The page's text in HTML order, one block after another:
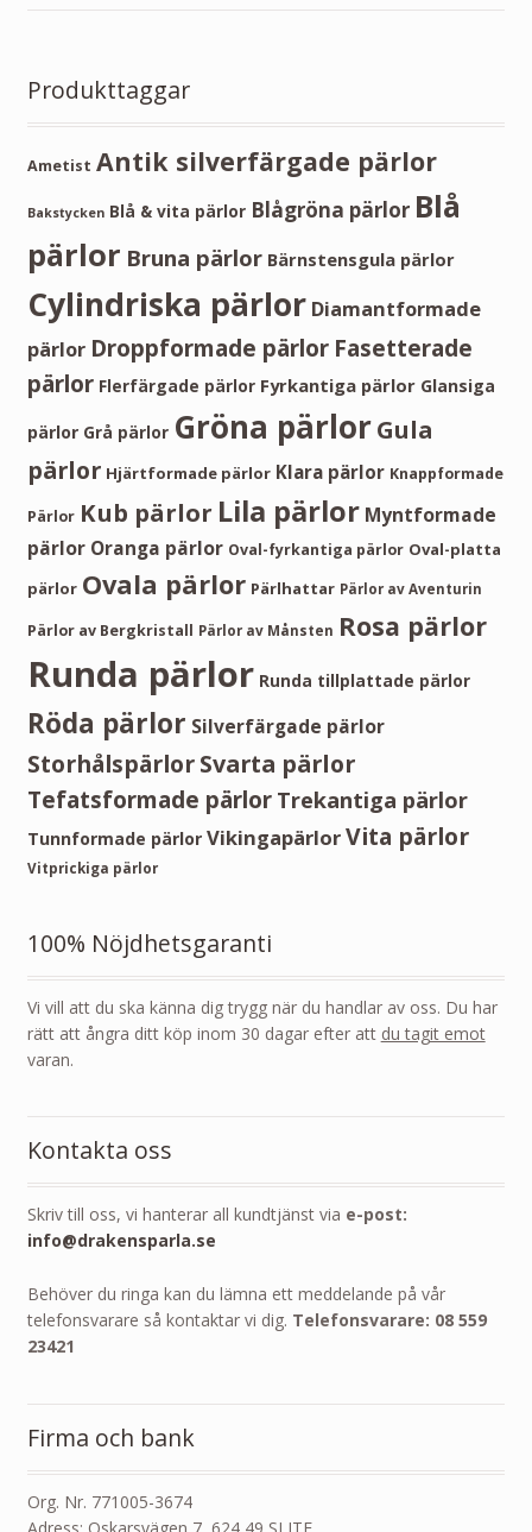
Produkttaggar
Ametist Antik silverfärgade pärlor
Bakstycken Blå & vita pärlor Blågröna pärlor Blå
pärlor Bruna pärlor Bärnstensgula pärlor
Cylindriska pärlor Diamantformade
pärlor Droppformade pärlor Fasetterade
pärlor Flerfärgade pärlor Fyrkantiga pärlor Glansiga
pärlor Grå pärlor Gröna pärlorGula
pärlor Hjärtformade pärlor Klara pärlor Knappformade
Pärlor Kub pärlor Lila pärlor Myntformade
pärlor Oranga pärlor Oval-fyrkantiga pärlor Oval-platta
pärlor Ovala pärlor Pärlhattar Pärlor av Aventurin
Pärlor av Bergkristall Pärlor av Månsten Rosa pärlor
Runda pärlor Runda tillplattade pärlor
Röda pärlor Silverfärgade pärlor
StorhålspärlorSvarta pärlor
Tefatsformade pärlor Trekantiga pärlor
Tunnformade pärlor VikingapärlorVita pärlor
Vitprickiga pärlor
100% Nöjdhetsgaranti
Vi vill att du ska känna dig trygg när du handlar av oss. Du har
rätt att ångra ditt köp inom 30 dagar efter att du tagit emot
varan.
Kontakta oss
Skriv till oss, vi hanterar all kundtjänst via e-post:
info@drakensparla.se
Behöver du ringa kan du lämna ett meddelande på vår
telefonsvarare så kontaktar vi dig. Telefonsvarare: 08 559
23421
Firma och bank
Org. Nr. 771005-3674
Adress: Oskarsvägen 7, 624 49 SLITE